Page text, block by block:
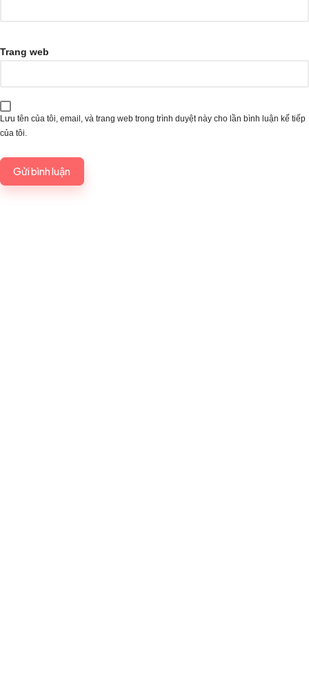
Trang web
Lưu tên của tôi, email, và trang web trong trình duyệt này cho lần bình luận kế tiếp
của tôi.